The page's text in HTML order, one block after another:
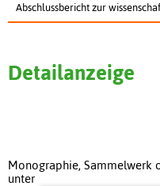
Abschlussbericht zur
Detailanzeige
Monographie, Sammelwerk
unter